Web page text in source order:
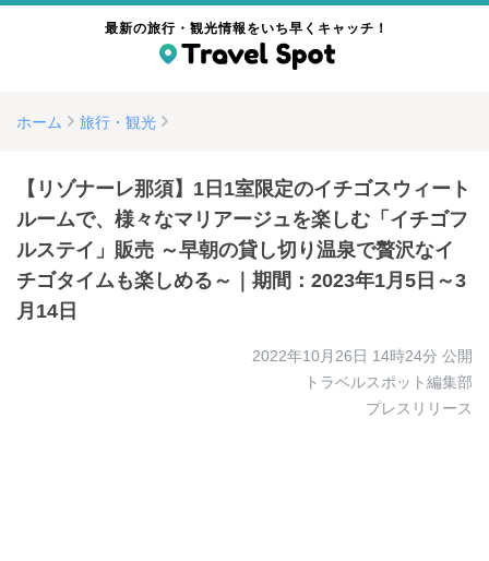
最新の旅行・観光情報をいち早くキャッチ！
ホーム 旅行・観光
【リゾナーレ那須】1日1室限定のイチゴスウィート
ルームで、様々なマリアージュを楽しむ「イチゴフ
ルステイ」販売 ～早朝の貸し切り温泉で贅沢なイ
チゴタイムも楽しめる～｜期間：2023年1月5日～3
月14日
2022年10月26日 14時24分 公開
トラベルスポット編集部
プレスリリース